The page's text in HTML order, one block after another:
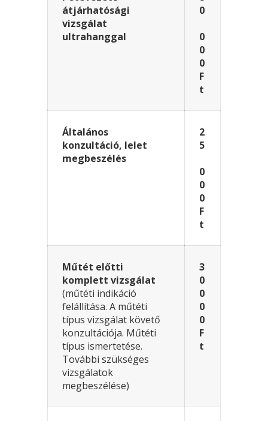
átjárhatósági
vizsgálat
ultrahanggal
0
0
0
0
F
t
Általános
konzultáció, lelet
megbeszélés
2
5
0
0
0
F
t
Műtét előtti
komplett vizsgálat
(műtéti indikáció
felállítása. A műtéti
típus vizsgálat követő
konzultációja. Műtéti
típus ismertetése.
További szükséges
vizsgálatok
megbeszélése)
3
0
0
0
0
F
t